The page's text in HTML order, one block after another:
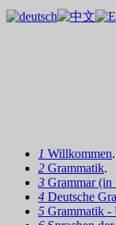
1 Willkommen.
2 Grammatik.
3 Grammar (in
4 Deutsche
5 Grammatik -